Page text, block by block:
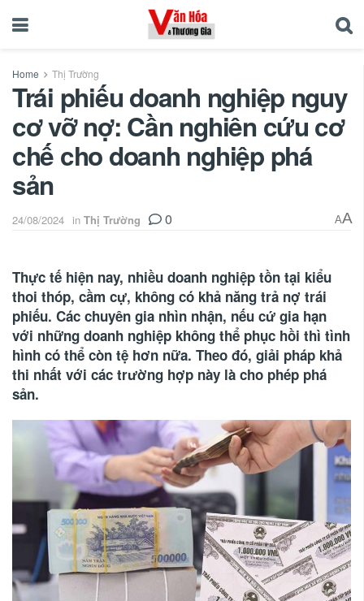
Home Thị Trường
Trái phiếu doanh nghiệp nguy
cơ vỡ nợ: Cần nghiên cứu cơ
chế cho doanh nghiệp phá
sản
24/08/2024 in Thị Trường 0 AA
Thực tế hiện nay, nhiều doanh nghiệp tồn tại kiểu
thoi thóp, cầm cự, không có khả năng trả nợ trái
phiếu. Các chuyên gia nhìn nhận, nếu cứ gia hạn
với những doanh nghiệp không thể phục hồi thì tình
hình có thể còn tệ hơn nữa. Theo đó, giải pháp khả
thi nhất với các trường hợp này là cho phép phá
sản.